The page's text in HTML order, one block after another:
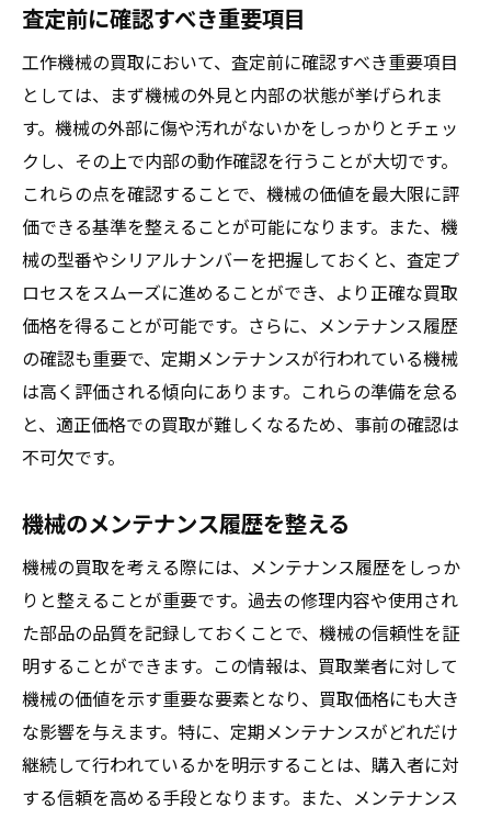
査定前に確認すべき重要項目
工作機械の買取において、査定前に確認すべき重要項目
としては、まず機械の外見と内部の状態が挙げられま
す。機械の外部に傷や汚れがないかをしっかりとチェッ
クし、その上で内部の動作確認を行うことが大切です。
これらの点を確認することで、機械の価値を最大限に評
価できる基準を整えることが可能になります。また、機
械の型番やシリアルナンバーを把握しておくと、査定プ
ロセスをスムーズに進めることができ、より正確な買取
価格を得ることが可能です。さらに、メンテナンス履歴
の確認も重要で、定期メンテナンスが行われている機械
は高く評価される傾向にあります。これらの準備を怠る
と、適正価格での買取が難しくなるため、事前の確認は
不可欠です。
機械のメンテナンス履歴を整える
機械の買取を考える際には、メンテナンス履歴をしっか
りと整えることが重要です。過去の修理内容や使用され
た部品の品質を記録しておくことで、機械の信頼性を証
明することができます。この情報は、買取業者に対して
機械の価値を示す重要な要素となり、買取価格にも大き
な影響を与えます。特に、定期メンテナンスがどれだけ
継続して行われているかを明示することは、購入者に対
する信頼を高める手段となります。また、メンテナンス